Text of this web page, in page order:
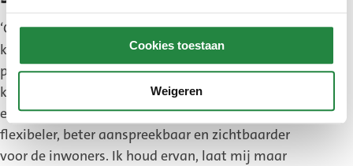
Cookies toestaan
Weigeren
‘Geen dag is hetzelfde, want mijn collega’s en ik
kunnen elk moment gevraagd worden om
poolshoogte te nemen in een stadsdeel. We
kunnen snel bewegen door de stad en zijn soms
eerder ter plaatse dan een auto. Op de fiets ben je
flexibeler, beter aanspreekbaar en zichtbaarder
voor de inwoners. Ik houd ervan, laat mij maar